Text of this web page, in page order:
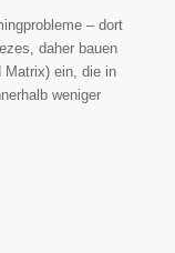
– dort
daher bauen
Matrix) ein, die in
weniger